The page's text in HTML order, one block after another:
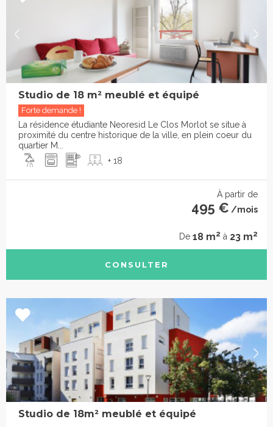
Studio de 18 m² meublé et équipé
Forte demande !
La résidence étudiante Neoresid Le Clos Morlot se situe à
proximité du centre historique de la ville, en plein coeur du
quartier M...
+ 18
À partir de
495 € /mois
De 18 m2 à 23 m2
CONSULTER
Studio de 18m² meublé et équipé